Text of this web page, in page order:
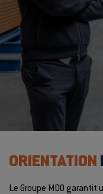
ORIENTATION
Le Groupe MDO